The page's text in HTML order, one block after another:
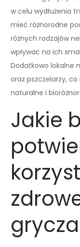
w celu wydłużenia
mieć różnorodne
różnych rodzajów
wpływać na ich
Dodatkowo lokalne
oraz pszczelarzy,
naturalne i
Jakie